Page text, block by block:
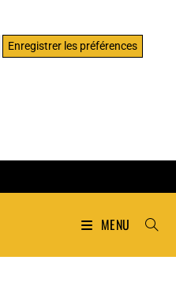
Enregistrer les préférences
MENU